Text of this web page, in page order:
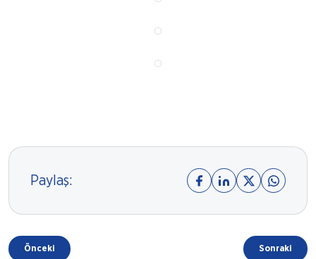
Paylaş:
Önceki Sonraki